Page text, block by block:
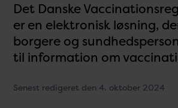
Det Danske
er en elektronisk løsning,
borgere og
til information om
Senest redigeret den 4. oktober 2024